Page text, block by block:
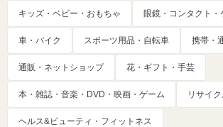
キッズ・ベビー・おもちゃ 眼鏡・コンタクト・
車・バイク スポーツ用品・自転車 携帯・
通販・ネットショップ 花・ギフト・手芸
本・雑誌・音楽・DVD・映画・ゲーム リサイ
ヘルス&ビューティ・フィットネス